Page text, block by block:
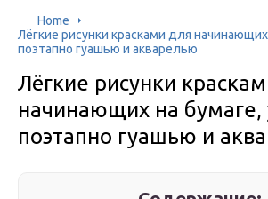
Home
Лёгкие рисунки красками для
поэтапно гуашью и акварелью
Лёгкие рисунки
начинающих на бумаге,
поэтапно гуашью и